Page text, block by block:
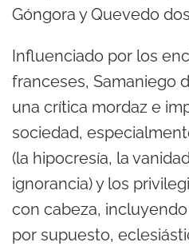
Góngora y Quevedo
Influenciado por los
franceses, Samaniego
una crítica mordaz e
sociedad,
(la hipocresía, la
ignorancia) y los
con cabeza,
por supuesto,